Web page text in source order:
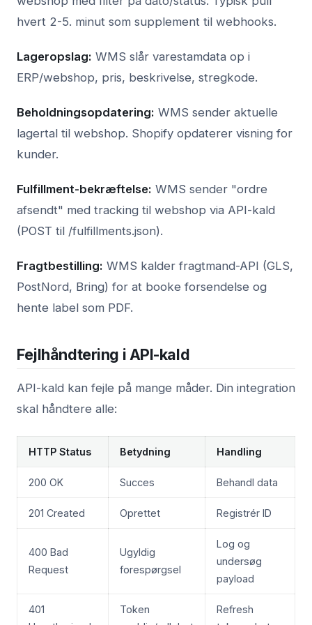
hvert 2-5. minut som supplement til webhooks.
Lageropslag: WMS slår varestamdata op i
ERP/webshop, pris, beskrivelse, stregkode.
Beholdningsopdatering: WMS sender aktuelle
lagertal til webshop. Shopify opdaterer visning for
kunder.
Fulfillment-bekræftelse: WMS sender "ordre
afsendt" med tracking til webshop via API-kald
(POST til /fulfillments.json).
Fragtbestilling: WMS kalder fragtmand-API (GLS,
PostNord, Bring) for at booke forsendelse og
hente label som PDF.
Fejlhåndtering i API-kald
API-kald kan fejle på mange måder. Din integration
skal håndtere alle:
HTTP Status Betydning Handling
200 OK Succes Behandl data
201 Created Oprettet Registrér ID
400 Bad
Request
Ugyldig
forespørgsel
Log og
undersøg
payload
401
Token
Refresh